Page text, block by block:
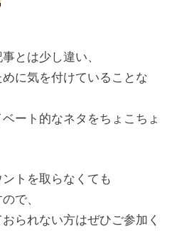
とは少し違い、
に気を付けていることな
ート的なネタをちょこちょ
トを取らなくても
で、
られない方はぜひご参加く